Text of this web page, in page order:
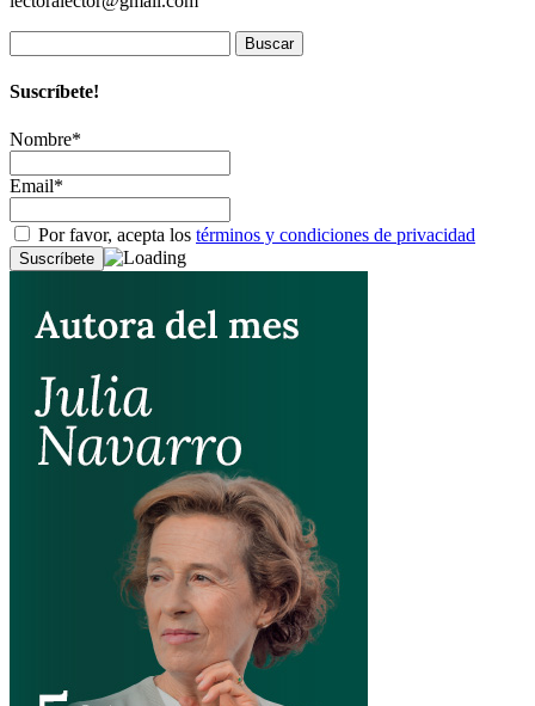
Suscríbete!
Nombre*
Email*
Por favor, acepta los términos y condiciones de privacidad